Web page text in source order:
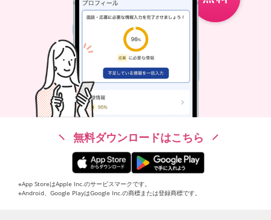
無料ダウンロードはこちら
※App StoreはApple Inc.のサービスマークです。
※Android、Google PlayはGoogle Inc.の商標または登録商標です。